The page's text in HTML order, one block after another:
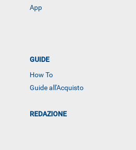
App
GUIDE
How To
Guide all'Acquisto
REDAZIONE